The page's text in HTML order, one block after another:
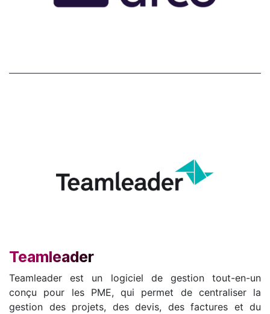
Teamleader
Teamleader est un logiciel de gestion tout-en-un
conçu pour les PME, qui permet de centraliser la
gestion des projets, des devis, des factures et du